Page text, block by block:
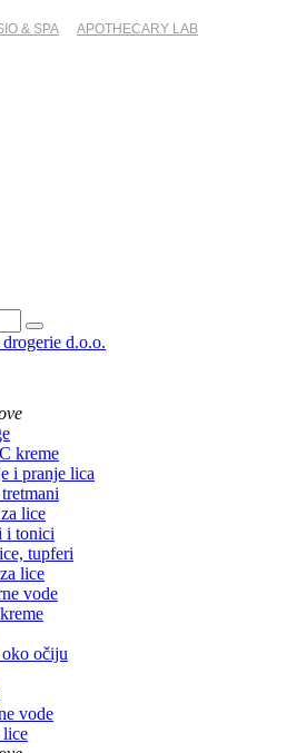
& SPA APOTHECARY LAB
kreme
i pranje lica
lice
i tonici
tupferi
lice
vode
oko očiju
vode
lice